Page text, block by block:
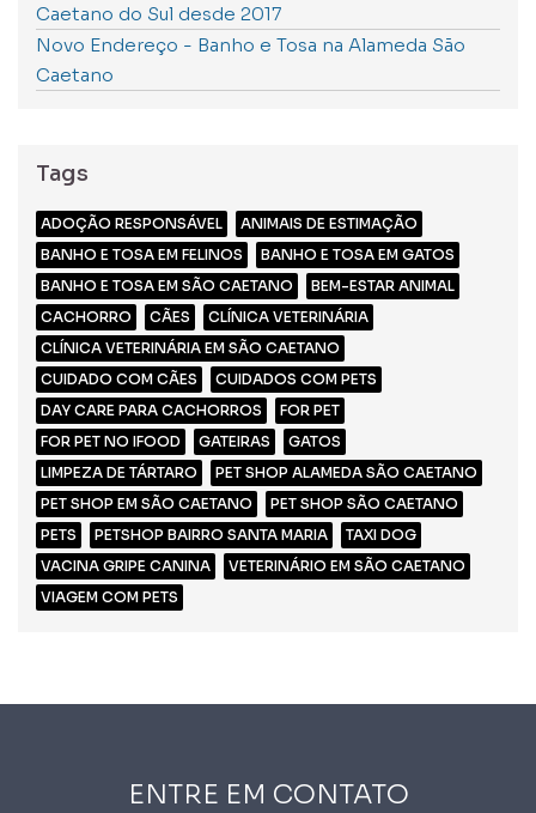
Caetano do Sul desde 2017
Novo Endereço - Banho e Tosa na Alameda São
Caetano
Tags
ADOÇÃO RESPONSÁVEL
ANIMAIS DE ESTIMAÇÃO
BANHO E TOSA EM FELINOS
BANHO E TOSA EM GATOS
BANHO E TOSA EM SÃO CAETANO
BEM-ESTAR ANIMAL
CACHORRO
CÃES
CLÍNICA VETERINÁRIA
CLÍNICA VETERINÁRIA EM SÃO CAETANO
CUIDADO COM CÃES
CUIDADOS COM PETS
DAY CARE PARA CACHORROS
FOR PET
FOR PET NO IFOOD
GATEIRAS
GATOS
LIMPEZA DE TÁRTARO
PET SHOP ALAMEDA SÃO CAETANO
PET SHOP EM SÃO CAETANO
PET SHOP SÃO CAETANO
PETS
PETSHOP BAIRRO SANTA MARIA
TAXI DOG
VACINA GRIPE CANINA
VETERINÁRIO EM SÃO CAETANO
VIAGEM COM PETS
ENTRE EM CONTATO